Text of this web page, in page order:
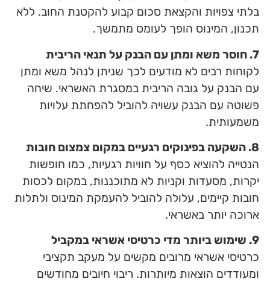
בלתי צפויות והקצאת סכום קבוע להקטנת החוב. ללא
תכנון, המינוס הופך לעומס מתמשך.
7. חוסר משא ומתן עם הבנק על תנאי הריבית
לקוחות רבים לא מודעים לכך שניתן לנהל משא ומתן
עם הבנק על גובה הריבית במסגרת האשראי. שיחה
פשוטה עם הבנק עשויה להוביל להפחתת עלויות
משמעותית.
8. השקעה בפינוקים רגעיים במקום צמצום חובות
הנטייה להוציא כסף על חוויות רגעיות, כמו חופשות
יקרות, מסעדות וקניות לא מתוכננות, במקום לכסות
חובות קיימים, עלולה להוביל להעמקת המינוס ולתלות
ארוכה יותר באשראי.
9. שימוש ביותר מדי כרטיסי אשראי במקביל
כרטיסי אשראי מרובים מקשים על מעקב תקציבי
ומעודדים הוצאות מיותרות. ריבוי חיובים מחודשים